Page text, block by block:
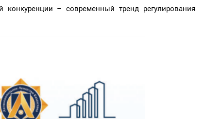
– современный тренд регулирования